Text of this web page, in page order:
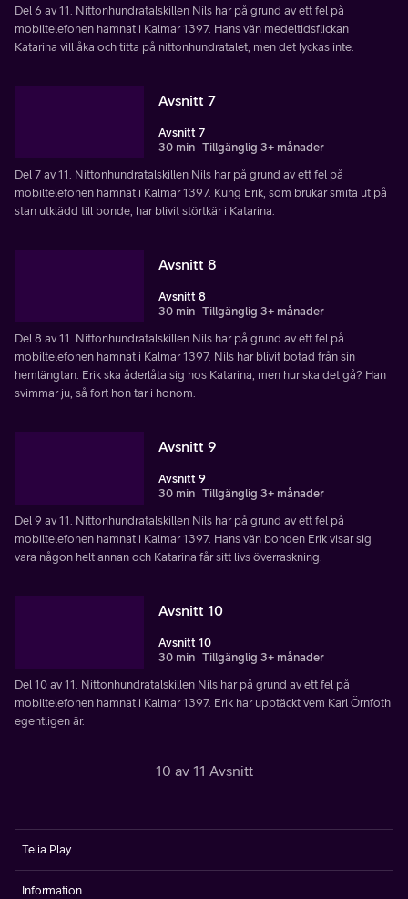
Del 6 av 11. Nittonhundratalskillen Nils har på grund av ett fel på
mobiltelefonen hamnat i Kalmar 1397. Hans vän medeltidsflickan
Katarina vill åka och titta på nittonhundratalet, men det lyckas inte.
Avsnitt 7
Avsnitt 7
30 min Tillgänglig 3+ månader
Del 7 av 11. Nittonhundratalskillen Nils har på grund av ett fel på
mobiltelefonen hamnat i Kalmar 1397. Kung Erik, som brukar smita ut på
stan utklädd till bonde, har blivit störtkär i Katarina.
Avsnitt 8
Avsnitt 8
30 min Tillgänglig 3+ månader
Del 8 av 11. Nittonhundratalskillen Nils har på grund av ett fel på
mobiltelefonen hamnat i Kalmar 1397. Nils har blivit botad från sin
hemlängtan. Erik ska åderlåta sig hos Katarina, men hur ska det gå? Han
svimmar ju, så fort hon tar i honom.
Avsnitt 9
Avsnitt 9
30 min Tillgänglig 3+ månader
Del 9 av 11. Nittonhundratalskillen Nils har på grund av ett fel på
mobiltelefonen hamnat i Kalmar 1397. Hans vän bonden Erik visar sig
vara någon helt annan och Katarina får sitt livs överraskning.
Avsnitt 10
Avsnitt 10
30 min Tillgänglig 3+ månader
Del 10 av 11. Nittonhundratalskillen Nils har på grund av ett fel på
mobiltelefonen hamnat i Kalmar 1397. Erik har upptäckt vem Karl Örnfoth
egentligen är.
10 av 11 Avsnitt
Telia Play
Information